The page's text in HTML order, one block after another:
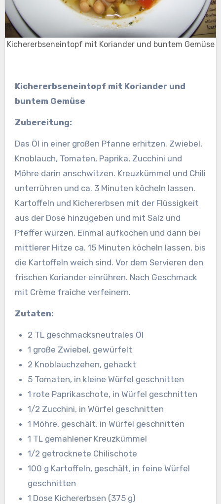
Kichererbseneintopf mit Koriander und buntem Gemüse
Kichererbseneintopf mit Koriander und
buntem Gemüse
Zubereitung:
Das Öl in einer großen Pfanne erhitzen. Zwiebel,
Knoblauch, Tomaten, Paprika, Zucchini und
Möhre darin anschwitzen. Kreuzkümmel und Chili
unterrühren und ca. 3 Minuten köcheln lassen.
Kartoffeln und Kichererbsen mit der Flüssigkeit
aus der Dose hinzugeben und mit Salz und
Pfeffer würzen. Einmal aufkochen und dann bei
mittlerer Hitze ca. 15 Minuten köcheln lassen, bis
die Kartoffeln weich sind. Vor dem Servieren den
frischen Koriander einrühren. Nach Geschmack
mit Crème fraîche verfeinern.
Zutaten:
2 TL geschmacksneutrales Öl
1 große Zwiebel, gewürfelt
2 Knoblauchzehen, gehackt
5 Tomaten, in kleine Würfel geschnitten
1 rote Paprikaschote, in Würfel geschnitten
1/2 Zucchini, in Würfel geschnitten
1 Möhre, geschält, in Würfel geschnitten
1 TL gemahlener Kreuzkümmel
1/2 getrocknete Chilischote
100 g Kartoffeln, geschält, in feine Würfel
geschnitten
1 Dose Kichererbsen (375 g)